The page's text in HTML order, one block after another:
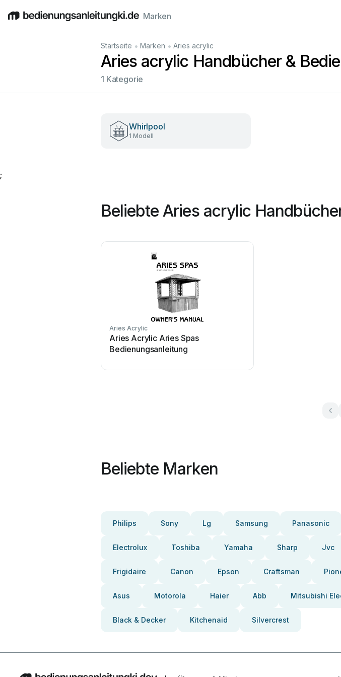
EnglishDeutschEspañolItalianoFrançais
Marken
Startseite • Marken • Aries acrylic
Aries acrylic Handbücher &
1 Kategorie
Whirlpool
1 Modell
;
Beliebte Aries acrylic
Aries Acrylic
Aries Acrylic Aries Spas
Bedienungsanleitung
Beliebte Marken
Philips Sony Lg Samsung Panasonic
Electrolux Toshiba Yamaha Sharp Jvc
Frigidaire Canon Epson Craftsman
Asus Motorola Haier Abb Mitsubishi
Black & Decker Kitchenaid Silvercrest